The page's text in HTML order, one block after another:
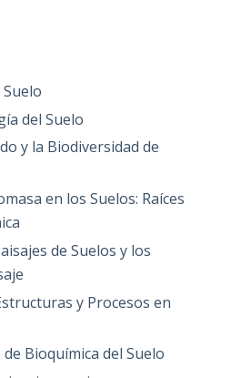
del Suelo
y la Biodiversidad de
en los Suelos: Raíces
de Suelos y los
y Procesos en
Bioquímica del Suelo